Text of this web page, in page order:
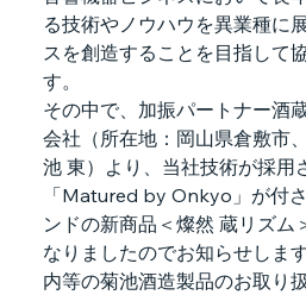
る技術やノウハウを異業種に
スを創造することを目指して
す。
その中で、加振パートナー酒
会社（所在地：岡山県倉敷市
池 東）より、当社技術が採用
「Matured by Onkyo」が付
ンドの新商品＜燦然 蔵リズム
なりましたのでお知らせしま
内等の菊池酒造製品のお取り